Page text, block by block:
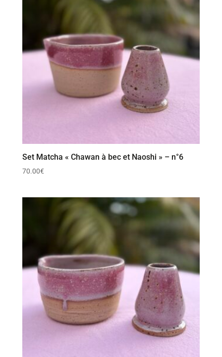
Set Matcha « Chawan à bec et Naoshi » – n°6
70.00€